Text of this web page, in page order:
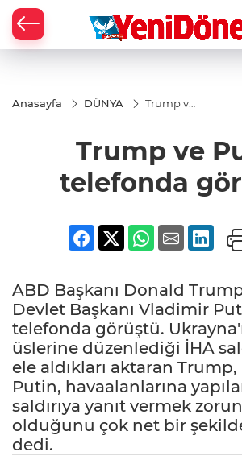
Anasayfa DÜNYA
Trump ve
Trump ve
telefonda
ABD Başkanı Donald
Devlet Başkanı Vladimir
telefonda görüştü.
üslerine düzenlediği İHA
ele aldıkları aktaran Trump,
Putin, havaalanlarına
saldırıya yanıt vermek
olduğunu çok net bir
dedi.